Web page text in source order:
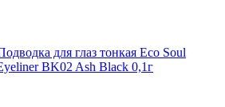
для глаз тонкая Eco Soul
BK02 Ash Black 0,1г